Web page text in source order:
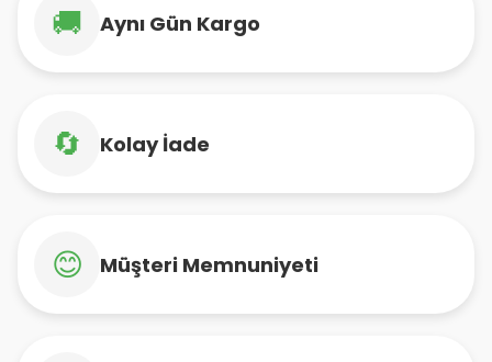
🚚 Aynı Gün Kargo
🔄 Kolay İade
😊 Müşteri Memnuniyeti